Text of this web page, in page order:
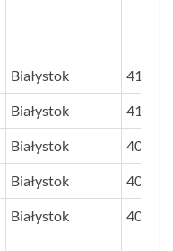
Białystok 41,4
Białystok 41,0
Białystok 40,9
Białystok 40,8
Białystok 40,7